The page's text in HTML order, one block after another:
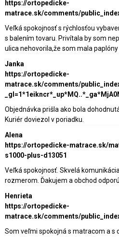
https://ortopedicke-
matrace.sk/comments/
Veľká spokojnosť s rýchlosťou
s balením tovaru. Privítala by som
ulica nehovorila,že som mala
Janka
https://ortopedicke-
matrace.sk/comments/
Objednávka prišla ako bola
Kuriér doviezol v poriadku.
Alena
https://ortopedicke-matrace.sk/
s1000-plus-d13051
Veľká spokojnosť. Skvelá
rozmerom. Ďakujem a obchod
Henrieta
https://ortopedicke-
matrace.sk/comments/
Som veľmi spokojná s matracom a s